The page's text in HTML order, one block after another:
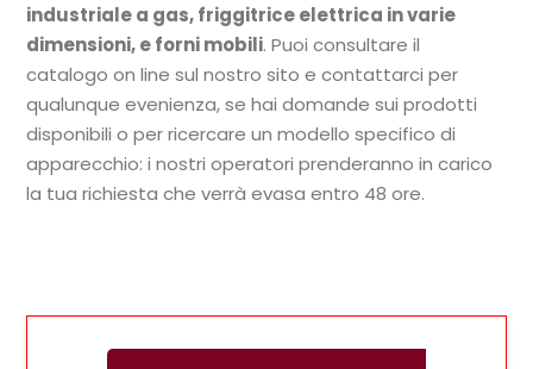
industriale a gas, friggitrice elettrica in varie
dimensioni, e forni mobili. Puoi consultare il
catalogo on line sul nostro sito e contattarci per
qualunque evenienza, se hai domande sui prodotti
disponibili o per ricercare un modello specifico di
apparecchio: i nostri operatori prenderanno in carico
la tua richiesta che verrà evasa entro 48 ore.